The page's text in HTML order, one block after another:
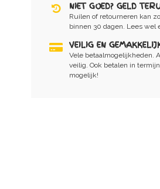
NIET GOED? GELD
Ruilen of retourneren kan
binnen 30 dagen. Lees wel
VEILIG EN
Vele betaalmogelijkheden.
veilig. Ook betalen in
mogelijk!